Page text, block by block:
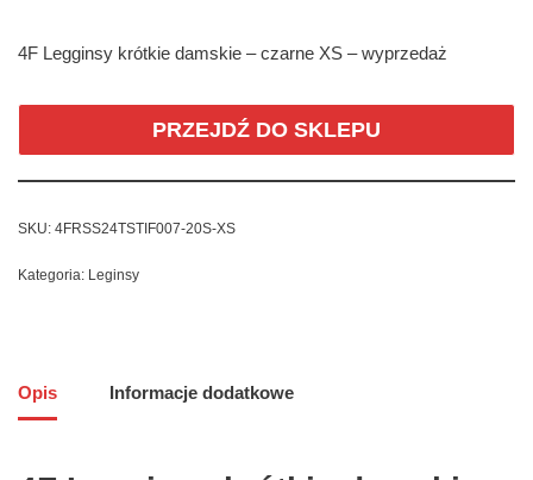
4F Legginsy krótkie damskie – czarne XS – wyprzedaż
PRZEJDŹ DO SKLEPU
SKU: 4FRSS24TSTIF007-20S-XS
Kategoria: Leginsy
Opis Informacje dodatkowe